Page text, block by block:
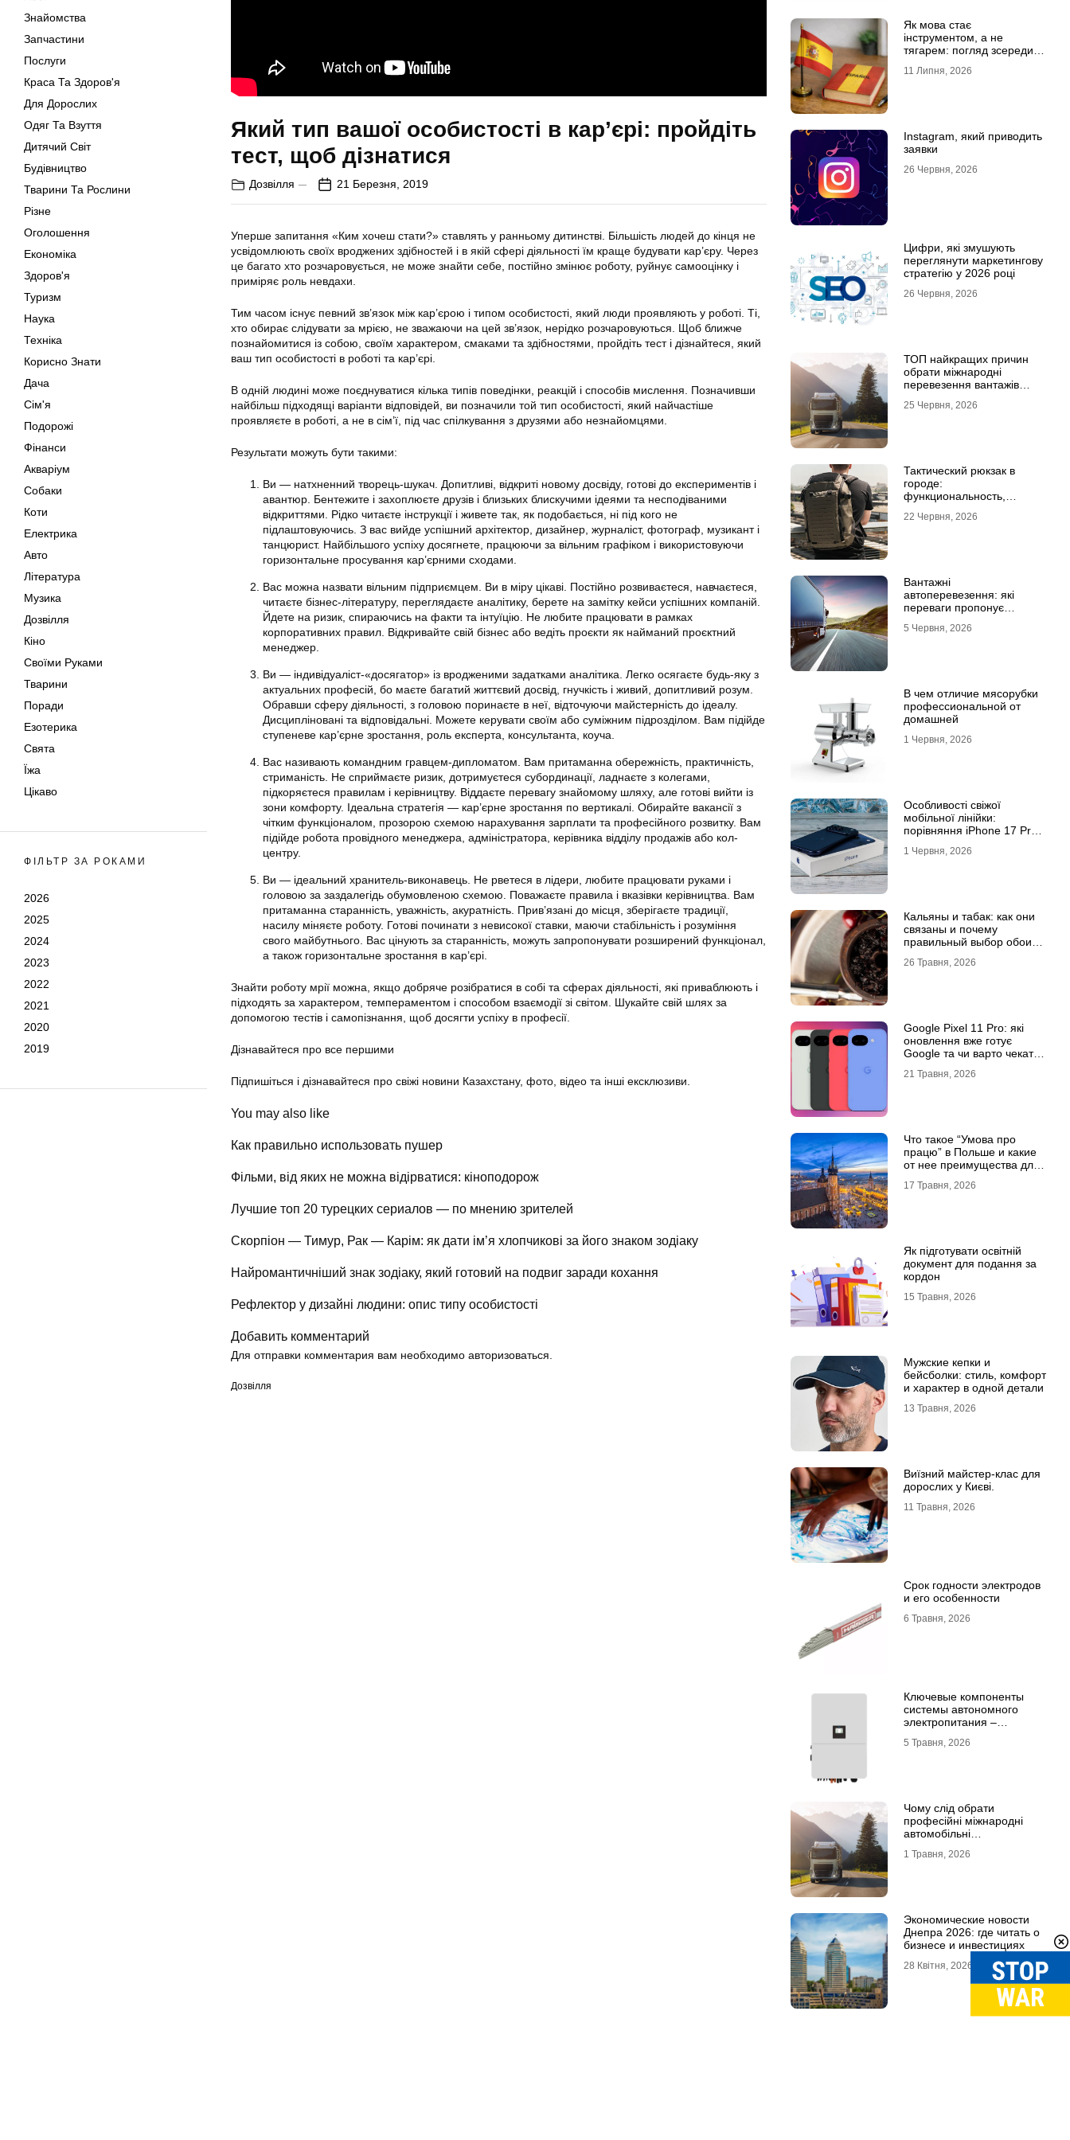
Знайомства
Запчастини
Послуги
Краса Та Здоров'я
Для Дорослих
Одяг Та Взуття
Дитячий Світ
Будівництво
Тварини Та Рослини
Різне
Оголошення
Економіка
Здоров'я
Туризм
Наука
Техніка
Корисно Знати
Дача
Сім'я
Подорожі
Фінанси
Акваріум
Собаки
Коти
Електрика
Авто
Література
Музика
Дозвілля
Кіно
Своїми Руками
Тварини
Поради
Езотерика
Свята
Їжа
Цікаво
ФІЛЬТР ЗА РОКАМИ
2026
2025
2024
2023
2022
2021
2020
2019
Який тип вашої особистості в кар’єрі: пройдіть
тест, щоб дізнатися
Дозвілля 21 Березня, 2019
Уперше запитання «Ким хочеш стати?» ставлять у ранньому дитинстві. Більшість людей до кінця не
усвідомлюють своїх вроджених здібностей і в якій сфері діяльності їм краще будувати кар’єру. Через
це багато хто розчаровується, не може знайти себе, постійно змінює роботу, руйнує самооцінку і
приміряє роль невдахи.
Тим часом існує певний зв’язок між кар’єрою і типом особистості, який люди проявляють у роботі. Ті,
хто обирає слідувати за мрією, не зважаючи на цей зв’язок, нерідко розчаровуються. Щоб ближче
познайомитися із собою, своїм характером, смаками та здібностями, пройдіть тест і дізнайтеся, який
ваш тип особистості в роботі та кар’єрі.
В одній людині може поєднуватися кілька типів поведінки, реакцій і способів мислення. Позначивши
найбільш підходящі варіанти відповідей, ви позначили той тип особистості, який найчастіше
проявляєте в роботі, а не в сім’ї, під час спілкування з друзями або незнайомцями.
Результати можуть бути такими:
Ви — натхненний творець-шукач. Допитливі, відкриті новому досвіду, готові до експериментів і
авантюр. Бентежите і захоплюєте друзів і близьких блискучими ідеями та несподіваними
відкриттями. Рідко читаєте інструкції і живете так, як подобається, ні під кого не
підлаштовуючись. З вас вийде успішний архітектор, дизайнер, журналіст, фотограф, музикант і
танцюрист. Найбільшого успіху досягнете, працюючи за вільним графіком і використовуючи
горизонтальне просування кар’єрними сходами.
Вас можна назвати вільним підприємцем. Ви в міру цікаві. Постійно розвиваєтеся, навчаєтеся,
читаєте бізнес-літературу, переглядаєте аналітику, берете на замітку кейси успішних компаній.
Йдете на ризик, спираючись на факти та інтуїцію. Не любите працювати в рамках
корпоративних правил. Відкривайте свій бізнес або ведіть проєкти як найманий проєктний
менеджер.
Ви — індивідуаліст-«досягатор» із вродженими задатками аналітика. Легко осягаєте будь-яку з
актуальних професій, бо маєте багатий життєвий досвід, гнучкість і живий, допитливий розум.
Обравши сферу діяльності, з головою поринаєте в неї, відточуючи майстерність до ідеалу.
Дисципліновані та відповідальні. Можете керувати своїм або суміжним підрозділом. Вам підійде
ступеневе кар’єрне зростання, роль експерта, консультанта, коуча.
Вас називають командним гравцем-дипломатом. Вам притаманна обережність, практичність,
стриманість. Не сприймаєте ризик, дотримуєтеся субординації, ладнаєте з колегами,
підкоряєтеся правилам і керівництву. Віддаєте перевагу знайомому шляху, але готові вийти із
зони комфорту. Ідеальна стратегія — кар’єрне зростання по вертикалі. Обирайте вакансії з
чітким функціоналом, прозорою схемою нарахування зарплати та професійного розвитку. Вам
підійде робота провідного менеджера, адміністратора, керівника відділу продажів або кол-
центру.
Ви — ідеальний хранитель-виконавець. Не рветеся в лідери, любите працювати руками і
головою за заздалегідь обумовленою схемою. Поважаєте правила і вказівки керівництва. Вам
притаманна старанність, уважність, акуратність. Прив’язані до місця, зберігаєте традиції,
насилу міняєте роботу. Готові починати з невисокої ставки, маючи стабільність і розуміння
свого майбутнього. Вас цінують за старанність, можуть запропонувати розширений функціонал,
а також горизонтальне зростання в кар’єрі.
Знайти роботу мрії можна, якщо добряче розібратися в собі та сферах діяльності, які приваблюють і
підходять за характером, темпераментом і способом взаємодії зі світом. Шукайте свій шлях за
допомогою тестів і самопізнання, щоб досягти успіху в професії.
Дізнавайтеся про все першими
Підпишіться і дізнавайтеся про свіжі новини Казахстану, фото, відео та інші ексклюзиви.
You may also like
Как правильно использовать пушер
Фільми, від яких не можна відірватися: кіноподорож
Лучшие топ 20 турецких сериалов — по мнению зрителей
Скорпіон — Тимур, Рак — Карім: як дати ім’я хлопчикові за його знаком зодіаку
Найромантичніший знак зодіаку, який готовий на подвиг заради кохання
Рефлектор у дизайні людини: опис типу особистості
Добавить комментарий
Для отправки комментария вам необходимо авторизоваться.
Дозвілля
Як мова стає
інструментом, а не
тягарем: погляд зсередини
11 Липня, 2026
Instagram, який приводить
заявки
26 Червня, 2026
Цифри, які змушують
переглянути маркетингову
стратегію у 2026 році
26 Червня, 2026
ТОП найкращих причин
обрати міжнародні
перевезення вантажів
25 Червня, 2026
Тактический рюкзак в
городе:
функциональность,
глаза
22 Червня, 2026
Вантажні
автоперевезення: які
переваги пропонує
професіоналами
5 Червня, 2026
В чем отличие мясорубки
профессиональной от
домашней
1 Червня, 2026
Особливості свіжої
мобільної лінійки:
порівняння iPhone 17 Pro
1 Червня, 2026
Кальяны и табак: как они
связаны и почему
правильный выбор обоих
26 Травня, 2026
Google Pixel 11 Pro: які
оновлення вже готує
Google та чи варто чекати
21 Травня, 2026
Что такое “Умова про
працю” в Польше и какие
от нее преимущества для
17 Травня, 2026
Як підготувати освітній
документ для подання за
кордон
15 Травня, 2026
Мужские кепки и
бейсболки: стиль, комфорт
и характер в одной детали
13 Травня, 2026
Виїзний майстер-клас для
дорослих у Києві.
11 Травня, 2026
Срок годности электродов
и его особенности
6 Травня, 2026
Ключевые компоненты
системы автономного
электропитания –
DEYE
5 Травня, 2026
Чому слід обрати
професійні міжнародні
автомобільні
1 Травня, 2026
Экономические новости
Днепра 2026: где читать о
бизнесе и инвестициях
28 Квітня, 2026